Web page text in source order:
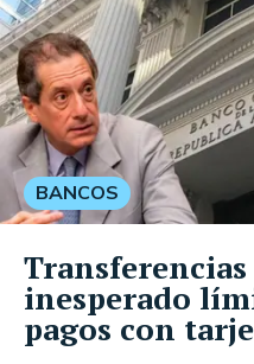
BANCOS
inesperado
pagos con